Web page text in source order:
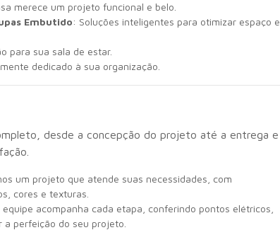
merece um projeto funcional e belo.
Embutido: Soluções inteligentes para otimizar espaço e
para sua sala de estar.
dedicado à sua organização.
desde a concepção do projeto até a entrega e
um projeto que atende suas necessidades, com
cores e texturas.
equipe acompanha cada etapa, conferindo pontos elétricos,
perfeição do seu projeto.